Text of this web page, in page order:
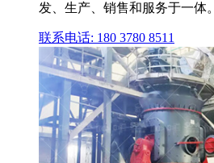
发、生产、销售和服务于一体。
联系电话: 180 3780 8511